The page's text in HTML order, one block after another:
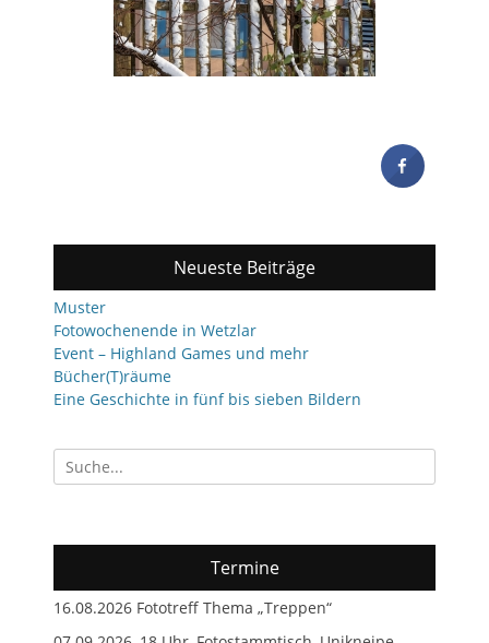
Neueste Beiträge
Muster
Fotowochenende in Wetzlar
Event – Highland Games und mehr
Bücher(T)räume
Eine Geschichte in fünf bis sieben Bildern
Suchen
nach:
Termine
16.08.2026 Fototreff Thema „Treppen“